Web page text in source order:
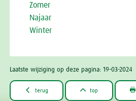
Zomer
Najaar
Winter
Laatste wijziging op deze pagina: 19-03-2024
 terug  top 